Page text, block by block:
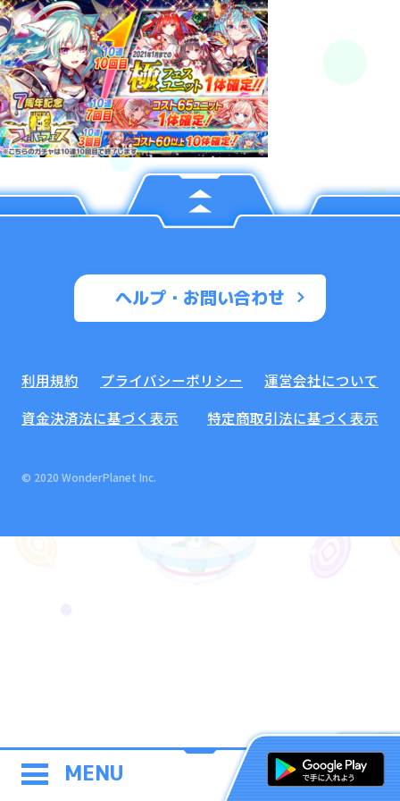
MENU
ヘルプ・お問い合わせ
利用規約 プライバシーポリシー
運営会社について
資金決済法に基づく表示
特定商取引法に基づく表示
© 2020 WonderPlanet Inc.